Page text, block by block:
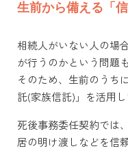
生前から備える「
相続人がいない人の場
が行うのかという問題
そのため、生前のうち
託(家族信託)」を活用し
死後事務委任契約では
居の明け渡しなどを信